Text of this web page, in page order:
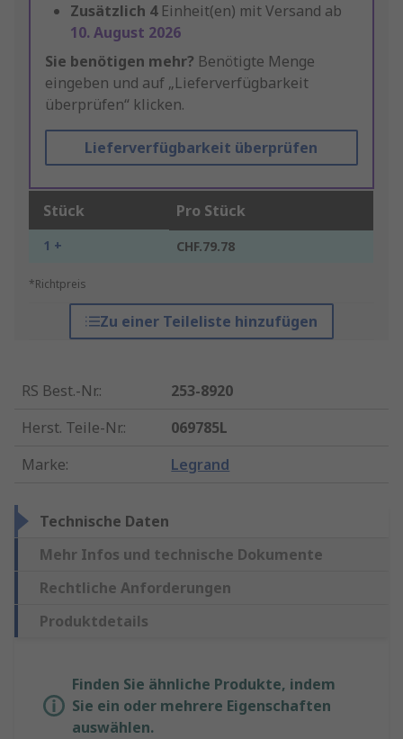
Zusätzlich 4 Einheit(en) mit Versand ab
10. August 2026
Sie benötigen mehr? Benötigte Menge
eingeben und auf „Lieferverfügbarkeit
überprüfen“ klicken.
Lieferverfügbarkeit überprüfen
Stück Pro Stück
1 + CHF.79.78
*Richtpreis
Zu einer Teileliste hinzufügen
RS Best.-Nr.:
253-8920
Herst. Teile-Nr.:
069785L
Marke: Legrand
Technische Daten
Mehr Infos und technische Dokumente
Rechtliche Anforderungen
Produktdetails
Finden Sie ähnliche Produkte, indem
Sie ein oder mehrere Eigenschaften
auswählen.